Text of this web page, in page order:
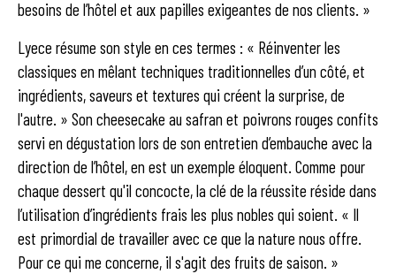
besoins de l’hôtel et aux papilles exigeantes de nos clients. »
Lyece résume son style en ces termes : « Réinventer les
classiques en mêlant techniques traditionnelles d’un côté, et
ingrédients, saveurs et textures qui créent la surprise, de
l'autre. » Son cheesecake au safran et poivrons rouges confits
servi en dégustation lors de son entretien d’embauche avec la
direction de l’hôtel, en est un exemple éloquent. Comme pour
chaque dessert qu'il concocte, la clé de la réussite réside dans
l’utilisation d’ingrédients frais les plus nobles qui soient. « Il
est primordial de travailler avec ce que la nature nous offre.
Pour ce qui me concerne, il s'agit des fruits de saison. »